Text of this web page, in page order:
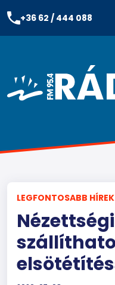
+36 62 / 444 088
LEGFONTOSABB HÍREK